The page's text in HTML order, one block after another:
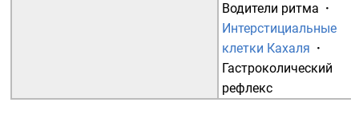
Водители ритма ·
Интерстициальные
клетки Кахаля ·
Гастроколический
рефлекс